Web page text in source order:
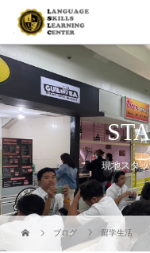
現地スタ
ブログ 留学生活